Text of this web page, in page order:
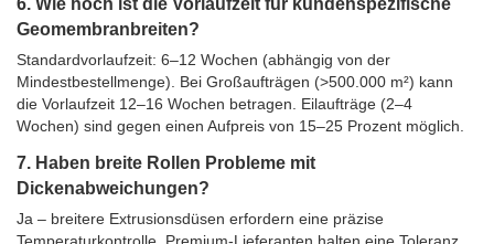
Geomembranbreiten?
Standardvorlaufzeit: 6–12 Wochen (abhängig von der
Mindestbestellmenge). Bei Großaufträgen (>500.000 m²) kann
die Vorlaufzeit 12–16 Wochen betragen. Eilaufträge (2–4
Wochen) sind gegen einen Aufpreis von 15–25 Prozent möglich.
7. Haben breite Rollen Probleme mit
Dickenabweichungen?
Ja – breitere Extrusionsdüsen erfordern eine präzise